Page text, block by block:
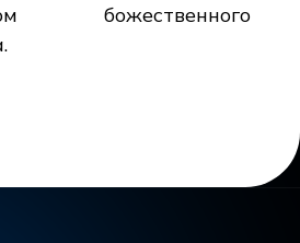
божественного